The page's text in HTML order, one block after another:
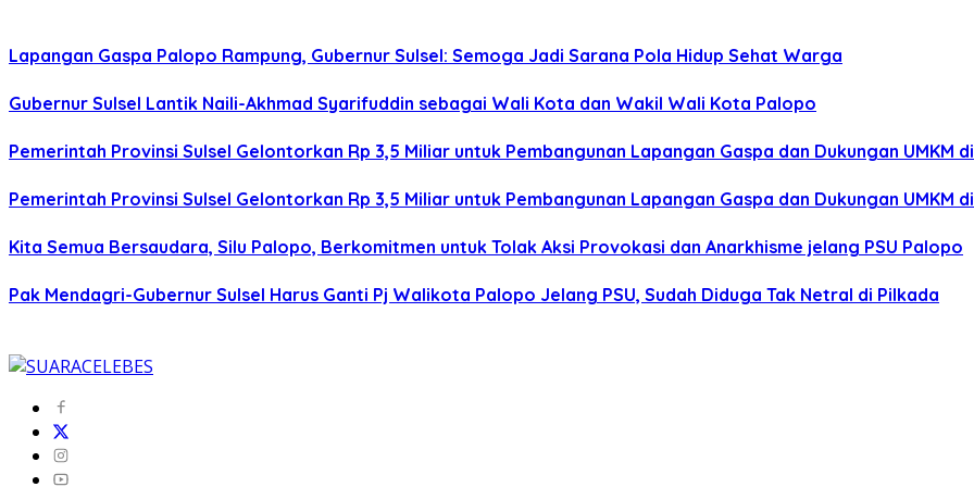
Lapangan Gaspa Palopo Rampung, Gubernur Sulsel: Semoga Jadi Sarana Pola Hidup Sehat Warga
Gubernur Sulsel Lantik Naili-Akhmad Syarifuddin sebagai Wali Kota dan Wakil Wali Kota Palopo
Pemerintah Provinsi Sulsel Gelontorkan Rp 3,5 Miliar untuk Pembangunan Lapangan Gaspa dan Dukungan UMKM
Pemerintah Provinsi Sulsel Gelontorkan Rp 3,5 Miliar untuk Pembangunan Lapangan Gaspa dan Dukungan UMKM
Kita Semua Bersaudara, Silu Palopo, Berkomitmen untuk Tolak Aksi Provokasi dan Anarkhisme jelang PSU Palopo
Pak Mendagri-Gubernur Sulsel Harus Ganti Pj Walikota Palopo Jelang PSU, Sudah Diduga Tak Netral di Pilkada